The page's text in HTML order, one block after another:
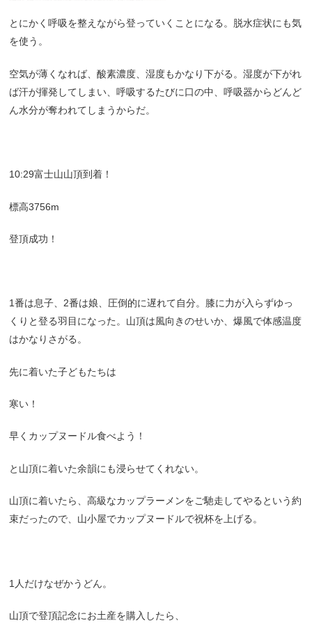
とにかく呼吸を整えながら登っていくことになる。脱水症状にも気
を使う。
空気が薄くなれば、酸素濃度、湿度もかなり下がる。湿度が下がれ
ば汗が揮発してしまい、呼吸するたびに口の中、呼吸器からどんど
ん水分が奪われてしまうからだ。
10:29富士山山頂到着！
標高3756m
登頂成功！
1番は息子、2番は娘、圧倒的に遅れて自分。膝に力が入らずゆっ
くりと登る羽目になった。山頂は風向きのせいか、爆風で体感温度
はかなりさがる。
先に着いた子どもたちは
寒い！
早くカップヌードル食べよう！
と山頂に着いた余韻にも浸らせてくれない。
山頂に着いたら、高級なカップラーメンをご馳走してやるという約
束だったので、山小屋でカップヌードルで祝杯を上げる。
1人だけなぜかうどん。
山頂で登頂記念にお土産を購入したら、